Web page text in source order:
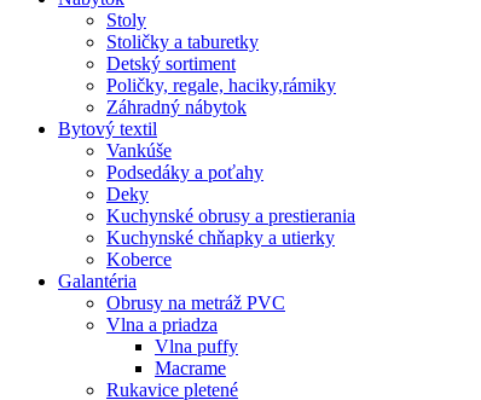
Stoly
Stoličky a taburetky
Detský sortiment
Poličky, regale, haciky,rámiky
Záhradný nábytok
Bytový textil
Vankúše
Podsedáky a poťahy
Deky
Kuchynské obrusy a prestierania
Kuchynské chňapky a utierky
Koberce
Galantéria
Obrusy na metráž PVC
Vlna a priadza
Vlna puffy
Macrame
Rukavice pletené